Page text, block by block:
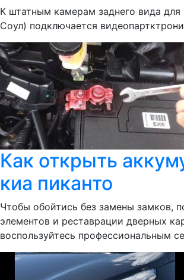
К штатным камерам заднего вида
Соул) подключается
Как открыть
киа пиканто
Чтобы обойтись без замены замков,
элементов и реставрации дверных
воспользуйтесь профессиональным